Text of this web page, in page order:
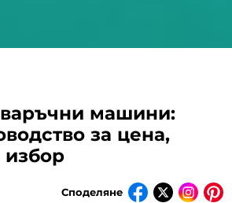
машини:
за цена,
избор
Споделяне